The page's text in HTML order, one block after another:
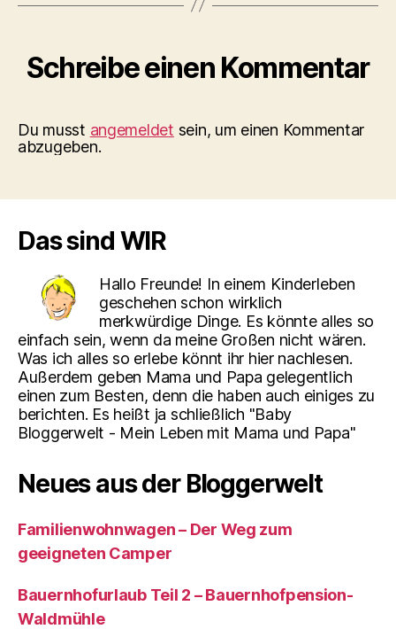
Schreibe einen Kommentar
Du musst angemeldet sein, um einen Kommentar
abzugeben.
Das sind WIR
Hallo Freunde! In einem Kinderleben
geschehen schon wirklich
merkwürdige Dinge. Es könnte alles so
einfach sein, wenn da meine Großen nicht wären.
Was ich alles so erlebe könnt ihr hier nachlesen.
Außerdem geben Mama und Papa gelegentlich
einen zum Besten, denn die haben auch einiges zu
berichten. Es heißt ja schließlich "Baby
Bloggerwelt - Mein Leben mit Mama und Papa"
Neues aus der Bloggerwelt
Familienwohnwagen – Der Weg zum
geeigneten Camper
Bauernhofurlaub Teil 2 – Bauernhofpension-
Waldmühle